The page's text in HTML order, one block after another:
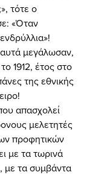
τότε ο
«Όταν
αυτά μεγάλωσαν,
1912, έτος στο
της εθνικής
μελετητές
προφητικών
με τα τωρινά
με τα συμβάντα